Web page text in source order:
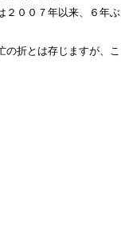
２００７年以来、６年ぶ
折とは存じますが、こ